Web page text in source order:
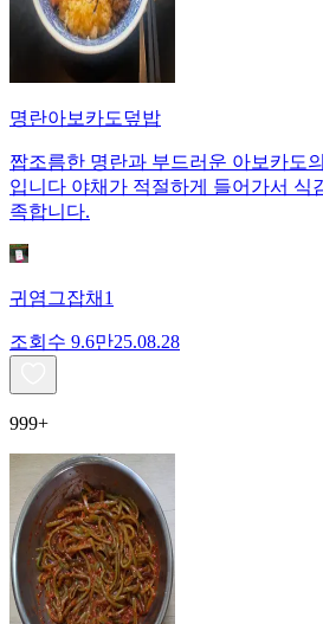
명란아보카도덮밥
짭조름한 명란과 부드러운 아보카도
입니다 야채가 적절하게 들어가서 식
족합니다.
귀염그잡채1
조회수 9.6만25.08.28
999+